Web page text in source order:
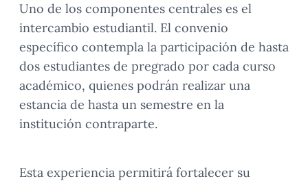
Uno de los componentes centrales es el
intercambio estudiantil. El convenio
específico contempla la participación de hasta
dos estudiantes de pregrado por cada curso
académico, quienes podrán realizar una
estancia de hasta un semestre en la
institución contraparte.
Esta experiencia permitirá fortalecer su